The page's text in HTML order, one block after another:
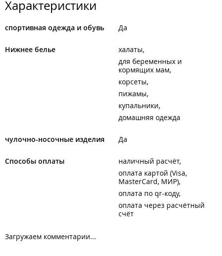
Характеристики
спортивная одежда и обувь Да
Нижнее белье
халаты
для беременных и
кормящих мам
корсеты
пижамы
купальники
домашняя одежда
чулочно-носочные изделия Да
Способы оплаты
наличный расчёт
оплата картой (Visa,
MasterCard, МИР)
оплата по qr-коду
оплата через расчётный
счёт
Загружаем комментарии...